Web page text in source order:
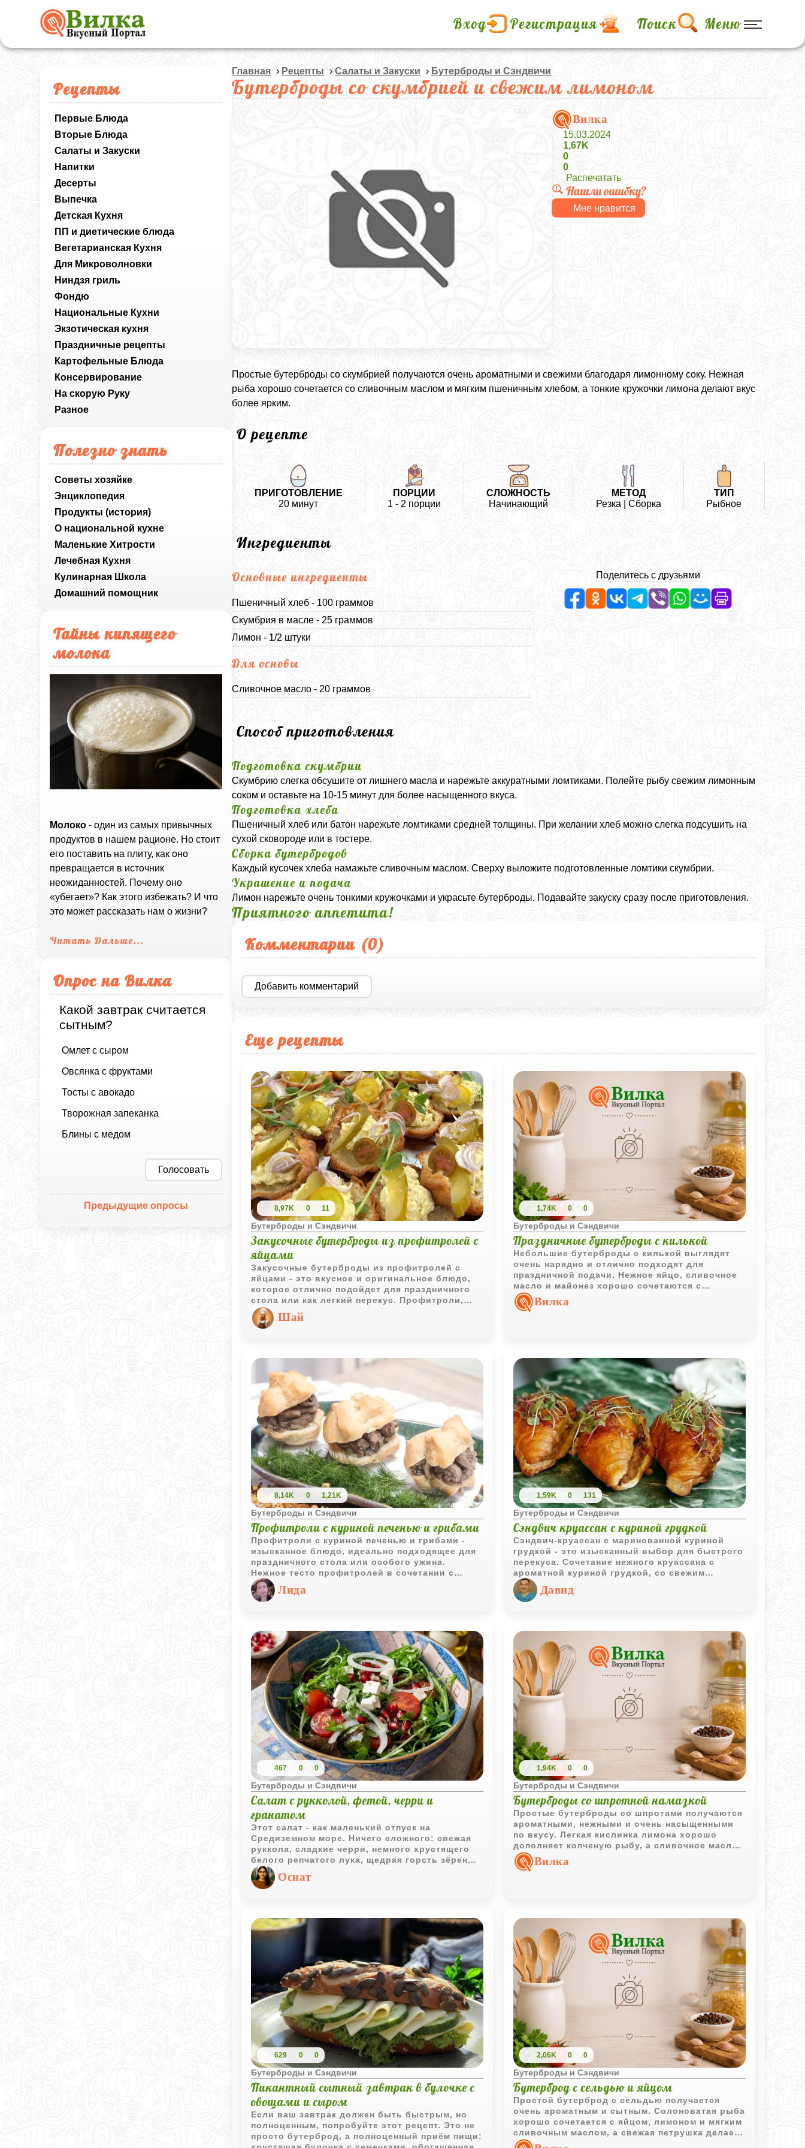
Вход Регистрация Поиск Меню
Рецепты
Первые Блюда
Вторые Блюда
Салаты и Закуски
Напитки
Десерты
Выпечка
Детская Кухня
ПП и диетические блюда
Вегетарианская Кухня
Для Микроволновки
Ниндзя гриль
Фондю
Национальные Кухни
Экзотическая кухня
Праздничные рецепты
Картофельные Блюда
Консервирование
На скорую Руку
Разное
Полезно знать
Советы хозяйке
Энциклопедия
Продукты (история)
О национальной кухне
Маленькие Хитрости
Лечебная Кухня
Кулинарная Школа
Домашний помощник
Тайны кипящего
молока
Молоко - один из самых привычных
продуктов в нашем рационе. Но стоит
его поставить на плиту, как оно
превращается в источник
неожиданностей. Почему оно
«убегает»? Как этого избежать? И что
это может рассказать нам о жизни?
Читать Дальше...
Опрос на Вилка
Какой завтрак считается
сытным?
Омлет с сыром
Овсянка с фруктами
Тосты с авокадо
Творожная запеканка
Блины с медом
Голосовать
Предыдущие опросы
Главная › Рецепты ›Салаты и Закуски › Бутерброды и Сэндвичи
Бутерброды со скумбрией и свежим лимоном
Вилка
15.03.2024
1,67K
0
0
Распечатать
Нашли ошибку?
Мне нравится
Простые бутерброды со скумбрией получаются очень ароматными и свежими благодаря лимонному соку. Нежная
рыба хорошо сочетается со сливочным маслом и мягким пшеничным хлебом, а тонкие кружочки лимона делают вкус
более ярким.
О рецепте
ПРИГОТОВЛЕНИЕ
20 минут
ПОРЦИИ
1 - 2 порции
СЛОЖНОСТЬ
Начинающий
МЕТОД
Резка | Сборка
ТИП
Рыбное
Ингредиенты
Основные ингредиенты
Пшеничный хлеб - 100 граммов
Скумбрия в масле - 25 граммов
Лимон - 1/2 штуки
Для основы
Сливочное масло - 20 граммов
Поделитесь с друзьями
Способ приготовления
Подготовка скумбрии
Скумбрию слегка обсушите от лишнего масла и нарежьте аккуратными ломтиками. Полейте рыбу свежим лимонным
соком и оставьте на 10-15 минут для более насыщенного вкуса.
Подготовка хлеба
Пшеничный хлеб или батон нарежьте ломтиками средней толщины. При желании хлеб можно слегка подсушить на
сухой сковороде или в тостере.
Сборка бутербродов
Каждый кусочек хлеба намажьте сливочным маслом. Сверху выложите подготовленные ломтики скумбрии.
Украшение и подача
Лимон нарежьте очень тонкими кружочками и украсьте бутерброды. Подавайте закуску сразу после приготовления.
Приятного аппетита!
Комментарии (0)
Добавить комментарий
Еще рецепты
8,97K 0 11
Бутерброды и Сэндвичи
Закусочные бутерброды из профитролей с
яйцами
Закусочные бутерброды из профитролей с
яйцами - это вкусное и оригинальное блюдо,
которое отлично подойдет для праздничного
стола или как легкий перекус. Профитроли,
наполненные нежным яичным кремом, могут
быть украшены разнообразными топпингами,
Шай
1,74K 0 0
Бутерброды и Сэндвичи
Праздничные бутерброды с килькой
Небольшие бутерброды с килькой выглядят
очень нарядно и отлично подходят для
праздничной подачи. Нежное яйцо, сливочное
масло и майонез хорошо сочетаются с
солоноватой рыбой, а яркое украшение делает
закуску особенно аппетитной.
Вилка
8,14K 0 1,21K
Бутерброды и Сэндвичи
Профитроли с куриной печенью и грибами
Профитроли с куриной печенью и грибами -
изысканное блюдо, идеально подходящее для
праздничного стола или особого ужина.
Нежное тесто профитролей в сочетании с
насыщенной начинкой из куриной печени и
ароматных грибов создают неповторимый вкус
и текстуру. Это блюдо не только вкусное, но и
лишних хлопот.
Лида
1,59K 0 131
Бутерброды и Сэндвичи
Сэндвич круассан с куриной грудкой
Сэндвич-круассан с маринованной куриной
грудкой - это изысканный выбор для быстрого
перекуса. Сочетание нежного круассана с
ароматной куриной грудкой, со свежим
поджаренным баклажаном создает
гармоничный вкус, который удовлетворит
любой гурманский вкус.
Давид
467 0 0
Бутерброды и Сэндвичи
Салат с рукколой, фетой, черри и
гранатом
Этот салат - как маленький отпуск на
Средиземном море. Ничего сложного: свежая
руккола, сладкие черри, немного хрустящего
белого репчатого лука, щедрая горсть зёрен
граната и мягкая фета, которая всё это красиво
объединяет. Получается ярко, свежо и очень
по‑домашнему.
Оснат
1,94K 0 0
Бутерброды и Сэндвичи
Бутерброды со шпротной намазкой
Простые бутерброды со шпротами получаются
ароматными, нежными и очень насыщенными
по вкусу. Легкая кислинка лимона хорошо
дополняет копченую рыбу, а сливочное масло
делает намазку особенно мягкой.
Вилка
629 0 0
Бутерброды и Сэндвичи
Пикантный сытный завтрак в булочке с
овощами и сыром
Если ваш завтрак должен быть быстрым, но
полноценным, попробуйте этот рецепт. Это не
просто бутерброд, а полноценный приём пищи:
2,06K 0 0
Бутерброды и Сэндвичи
Бутерброд с сельдью и яйцом
Простой бутерброд с сельдью получается
очень ароматным и сытным. Солоноватая рыба
хорошо сочетается с яйцом, лимоном и мягким
сливочным маслом, а свежая петрушка делает
вкус более ярким.